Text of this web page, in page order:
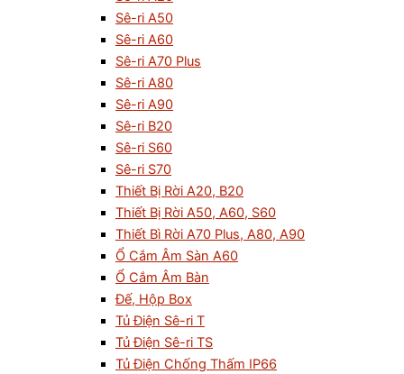
Sê-ri A50
Sê-ri A60
Sê-ri A70 Plus
Sê-ri A80
Sê-ri A90
Sê-ri B20
Sê-ri S60
Sê-ri S70
Thiết Bị Rời A20, B20
Thiết Bị Rời A50, A60, S60
Thiết Bì Rời A70 Plus, A80, A90
Ổ Cắm Âm Sàn A60
Ổ Cắm Âm Bàn
Đế, Hộp Box
Tủ Điện Sê-ri T
Tủ Điện Sê-ri TS
Tủ Điện Chống Thấm IP66